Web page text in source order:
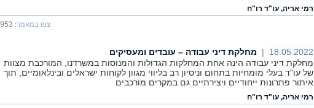
רמי אריה, עו"ד רו"ח
צפו במאמר:
18.05.2022 |
מחלקת דיני עבודה – עובדים ומעסיקים
מחלקת דיני עבודה הינה אחת המחלקות הגדולות והמנוסות במשרדנו, המורכבת מצוות
של עו"ד בעלי מומחיות בתחום וניסיון רב בליווי מגוון לקוחות ישראלים ובינלאומיים, תוך
איתור פתרונות ייחודיים ויצירתיים גם במקרים מורכבים
רמי אריה, עו"ד רו"ח